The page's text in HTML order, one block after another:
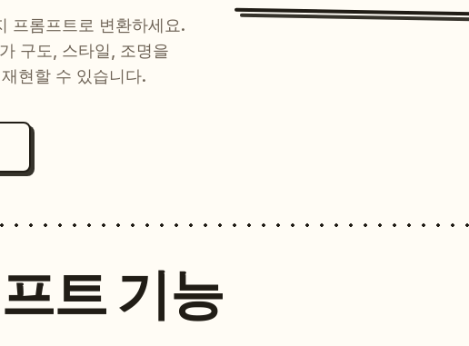
프롬프트로 변환하세요.
구도, 스타일, 조명을
현할 수 있습니다.
트 기능